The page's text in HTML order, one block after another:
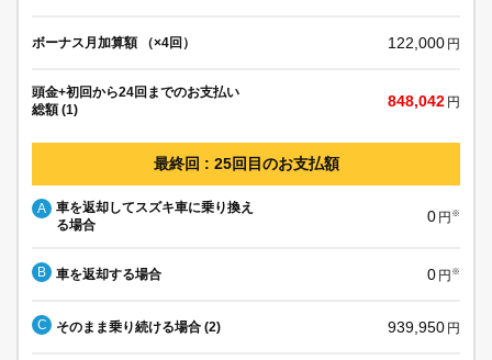
ボーナス月加算額 （×4回） 122,000 円
頭金+初回から24回までのお支払い
総額 (1)
848,042 円
最終回 : 25回目のお支払額
A
車を返却してスズキ車に乗り換え
る場合
0 円 ※
B 車を返却する場合 0 円 ※
C そのまま乗り続ける場合 (2) 939,950 円